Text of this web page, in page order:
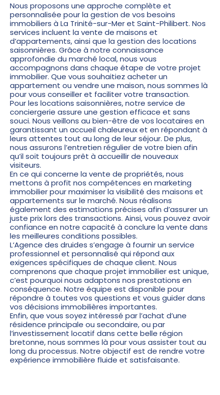
Nous proposons une approche complète et
personnalisée pour la gestion de vos besoins
immobiliers à La Trinité-sur-Mer et Saint-Philibert. Nos
services incluent la vente de maisons et
d’appartements, ainsi que la gestion des locations
saisonnières. Grâce à notre connaissance
approfondie du marché local, nous vous
accompagnons dans chaque étape de votre projet
immobilier. Que vous souhaitiez acheter un
appartement ou vendre une maison, nous sommes là
pour vous conseiller et faciliter votre transaction.
Pour les locations saisonnières, notre service de
conciergerie assure une gestion efficace et sans
souci. Nous veillons au bien-être de vos locataires en
garantissant un accueil chaleureux et en répondant à
leurs attentes tout au long de leur séjour. De plus,
nous assurons l’entretien régulier de votre bien afin
qu’il soit toujours prêt à accueillir de nouveaux
visiteurs.
En ce qui concerne la vente de propriétés, nous
mettons à profit nos compétences en marketing
immobilier pour maximiser la visibilité des maisons et
appartements sur le marché. Nous réalisons
également des estimations précises afin d’assurer un
juste prix lors des transactions. Ainsi, vous pouvez avoir
confiance en notre capacité à conclure la vente dans
les meilleures conditions possibles.
L‘Agence des druides s’engage à fournir un service
professionnel et personnalisé qui répond aux
exigences spécifiques de chaque client. Nous
comprenons que chaque projet immobilier est unique,
c’est pourquoi nous adaptons nos prestations en
conséquence. Notre équipe est disponible pour
répondre à toutes vos questions et vous guider dans
vos décisions immobilières importantes.
Enfin, que vous soyez intéressé par l’achat d’une
résidence principale ou secondaire, ou par
l’investissement locatif dans cette belle région
bretonne, nous sommes là pour vous assister tout au
long du processus. Notre objectif est de rendre votre
expérience immobilière fluide et satisfaisante.